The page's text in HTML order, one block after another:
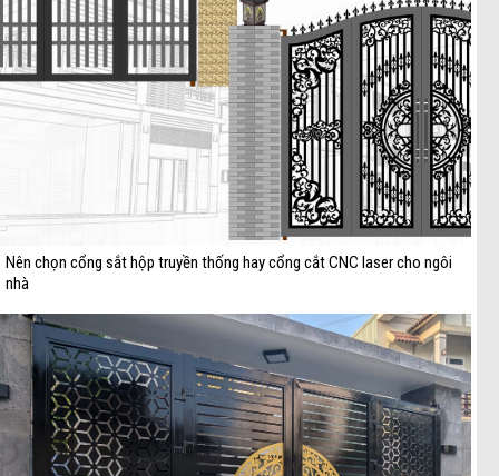
Nên chọn cổng sắt hộp truyền thống hay cổng cắt CNC laser cho ngôi
nhà